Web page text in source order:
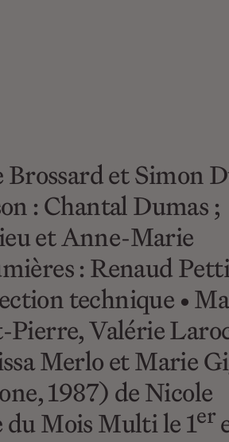
et Simon
: Chantal Dumas ;
et Anne-Marie
: Renaud
technique •
Pierre, Valérie
Merlo et Marie
1987) de Nicole
du Mois Multi le 1er